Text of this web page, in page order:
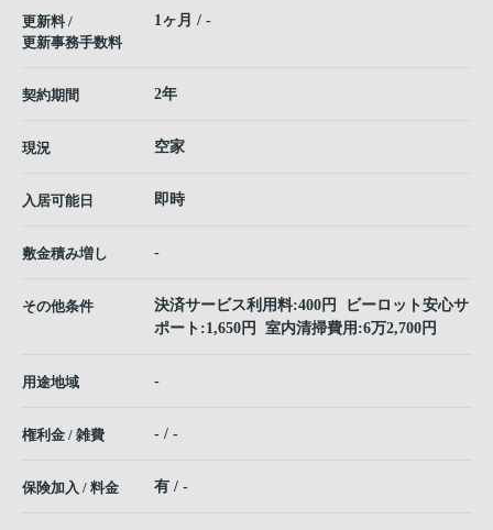
更新料 /
更新事務手数料
1ヶ月 / -
契約期間 2年
現況 空家
入居可能日 即時
敷金積み増し -
その他条件
決済サービス利用料:400円 ビーロット安心サ
ポート:1,650円 室内清掃費用:6万2,700円
用途地域 -
権利金 / 雑費 - / -
保険加入 / 料金 有 / -